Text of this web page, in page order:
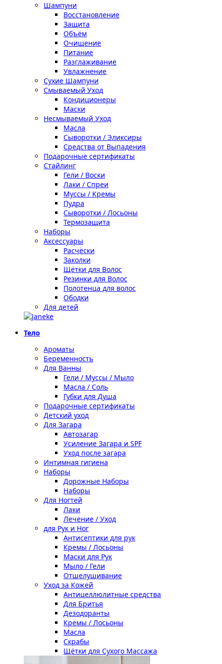
Шампуни
Восстановление
Защита
Объём
Очищение
Питание
Разглаживание
Увлажнение
Сухие Шампуни
Смываемый Уход
Кондиционеры
Маски
Несмываемый Уход
Масла
Сыворотки / Эликсиры
Средства от Выпадения
Подарочные сертификаты
Стайлинг
Гели / Воски
Лаки / Спреи
Муссы / Кремы
Пудра
Сыворотки / Лосьоны
Термозащита
Наборы
Аксессуары
Расчёски
Заколки
Щётки для Волос
Резинки для Волос
Полотенца для волос
Ободки
Для детей
Тело
Ароматы
Беременность
Для Ванны
Гели / Муссы / Мыло
Масла / Соль
Губки для Душа
Подарочные сертификаты
Детский уход
Для Загара
Автозагар
Усиление Загара и SPF
Уход после загара
Интимная гигиена
Наборы
Дорожные Наборы
Наборы
Для Ногтей
Лаки
Лечение / Уход
для Рук и Ног
Антисептики для рук
Кремы / Лосьоны
Маски для Рук
Мыло / Гели
Отшелушивание
Уход за Кожей
Антицеллюлитные средства
Для Бритья
Дезодоранты
Кремы / Лосьоны
Масла
Скрабы
Щётки для Сухого Массажа